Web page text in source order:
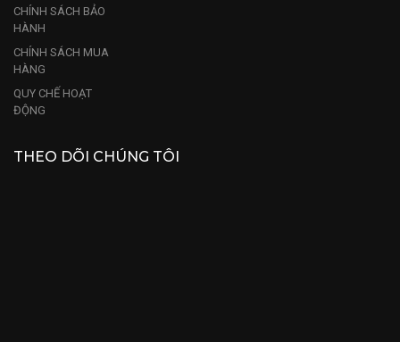
CHÍNH SÁCH BẢO
HÀNH
CHÍNH SÁCH MUA
HÀNG
QUY CHẾ HOẠT
ĐỘNG
THEO DÕI CHÚNG TÔI